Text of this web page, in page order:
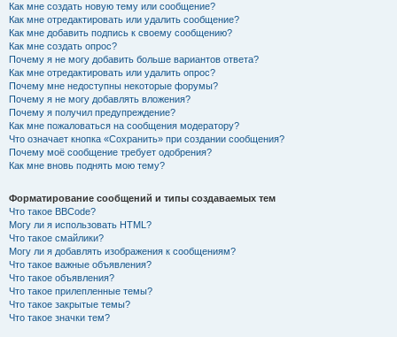
Как мне создать новую тему или сообщение?
Как мне отредактировать или удалить сообщение?
Как мне добавить подпись к своему сообщению?
Как мне создать опрос?
Почему я не могу добавить больше вариантов ответа?
Как мне отредактировать или удалить опрос?
Почему мне недоступны некоторые форумы?
Почему я не могу добавлять вложения?
Почему я получил предупреждение?
Как мне пожаловаться на сообщения модератору?
Что означает кнопка «Сохранить» при создании сообщения?
Почему моё сообщение требует одобрения?
Как мне вновь поднять мою тему?
Форматирование сообщений и типы создаваемых тем
Что такое BBCode?
Могу ли я использовать HTML?
Что такое смайлики?
Могу ли я добавлять изображения к сообщениям?
Что такое важные объявления?
Что такое объявления?
Что такое прилепленные темы?
Что такое закрытые темы?
Что такое значки тем?